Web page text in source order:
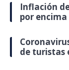
Inflación
por encima
de turistas